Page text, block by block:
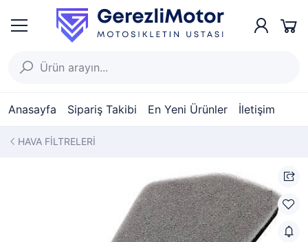
Anasayfa Sipariş Takibi En Yeni Ürünler İletişim
HAVA FİLTRELERİ